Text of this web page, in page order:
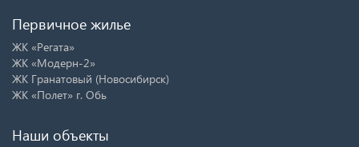
Первичное жилье
ЖК «Регата»
ЖК «Модерн-2»
ЖК Гранатовый (Новосибирск)
ЖК «Полет» г. Обь
Наши объекты